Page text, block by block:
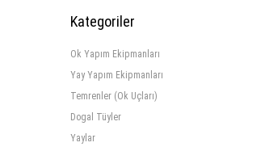
Kategoriler
Ok Yapım Ekipmanları
Yay Yapım Ekipmanları
Temrenler (Ok Uçları)
Dogal Tüyler
Yaylar